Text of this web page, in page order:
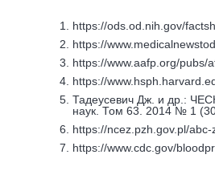
https://ods.od.nih.gov/
https://
https://www.aafp.org/pubs/
https://
Тадеусевич Дж. и др.:
наук. Том 63. 2014 № 1
https://ncez.pzh.gov.pl/
https://www.cdc.gov/